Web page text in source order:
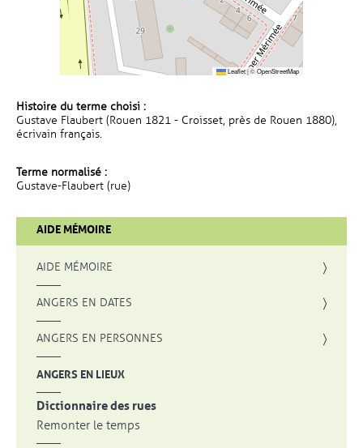
Leaflet|©OpenStreetMap
Histoire du terme choisi :
Gustave Flaubert (Rouen 1821 - Croisset, près de Rouen 1880),
écrivain français.
Terme normalisé :
Gustave-Flaubert (rue)
AIDE MÉMOIRE
AIDE MÉMOIRE
ANGERS EN DATES
ANGERS EN PERSONNES
ANGERS EN LIEUX
Dictionnaire des rues
Remonter le temps